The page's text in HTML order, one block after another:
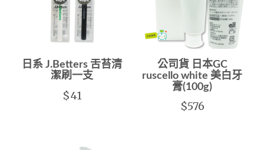
日系 J.Betters 舌苔清
潔刷一支
$41
公司貨 日本GC
ruscello white 美白牙
膏(100g)
$576